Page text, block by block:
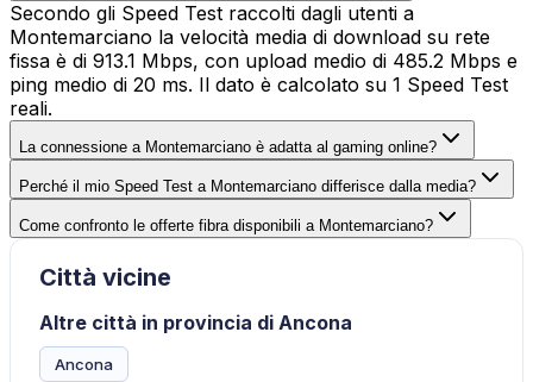
Secondo gli Speed Test raccolti dagli utenti a
Montemarciano la velocità media di download su rete
fissa è di 913.1 Mbps, con upload medio di 485.2 Mbps e
ping medio di 20 ms. Il dato è calcolato su 1 Speed Test
reali.
La connessione a Montemarciano è adatta al gaming online?
Perché il mio Speed Test a Montemarciano differisce dalla media?
Come confronto le offerte fibra disponibili a Montemarciano?
Città vicine
Altre città in provincia di Ancona
Ancona